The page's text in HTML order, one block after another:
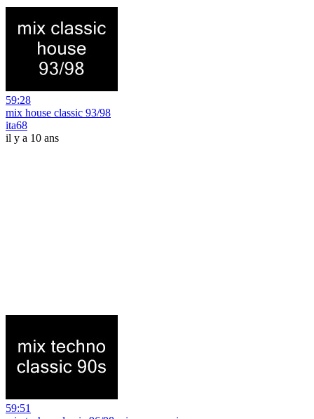
59:28
mix house classic 93/98
ita68
il y a 10 ans
59:51